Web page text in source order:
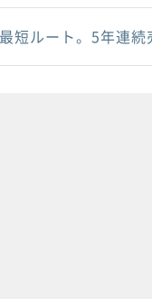
短ルート。5年連